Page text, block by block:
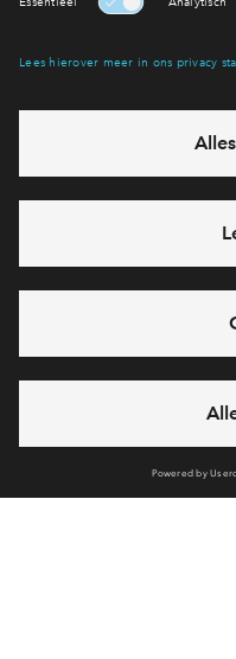
Ja, ik
Heb je een vraag en wil
6 dagen per
vandaag